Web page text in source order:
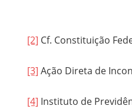
[2] Cf. Constituição
[3] Ação Direta de
[4] Instituto de